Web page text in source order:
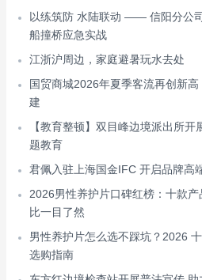
以练筑防 水陆联动 —— 信阳分公
船撞桥应急实战
江浙沪周边，家庭避暑玩水去处
国贸商城2026年夏季客流再创新高
建
【教育整顿】双目峰边境派出所
题教育
君佩入驻上海国金IFC 开启品牌高
2026男性养护片口碑红榜：十款
比一目了然
男性养护片怎么选不踩坑？2026
选购指南